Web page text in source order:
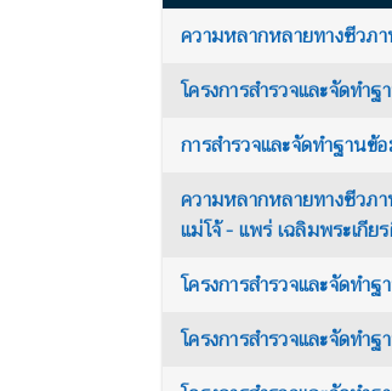
ความหลากหลายทางชีวภา
โครงการสำรวจและจัดท
การสำรวจและจัดทำฐาน
ความหลากหลายทางชีวภ
แม่โจ้ - แพร่ เฉลิมพระเกีย
โครงการสำรวจและจัดท
โครงการสำรวจและจัดท